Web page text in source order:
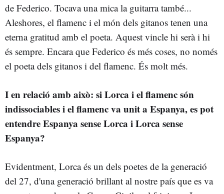
de Federico. Tocava una mica la guitarra també...
Aleshores, el flamenc i el món dels gitanos tenen una
eterna gratitud amb el poeta. Aquest vincle hi serà i hi
és sempre. Encara que Federico és més coses, no només
el poeta dels gitanos i del flamenc. És molt més.
I en relació amb això: si Lorca i el flamenc són
indissociables i el flamenc va unit a Espanya, es pot
entendre Espanya sense Lorca i Lorca sense
Espanya?
Evidentment, Lorca és un dels poetes de la generació
del 27, d'una generació brillant al nostre país que es va